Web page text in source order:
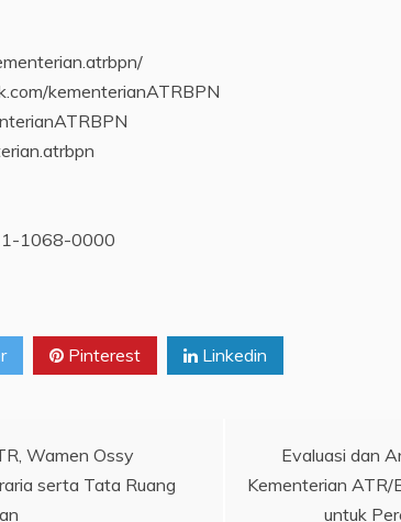
kementerianATRBPN
1068-0000
Pinterest Linkedin
Wamen Ossy
serta Tata Ruang
Evaluasi dan
Kementerian ATR/
untuk